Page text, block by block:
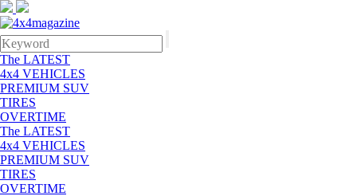
The LATEST
4x4 VEHICLES
PREMIUM SUV
TIRES
OVERTIME
The LATEST
4x4 VEHICLES
PREMIUM SUV
TIRES
OVERTIME